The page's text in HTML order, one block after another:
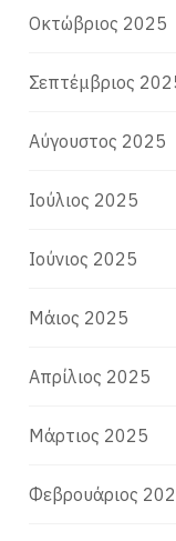
Οκτώβριος 2025
Σεπτέμβριος
Αύγουστος 2025
Ιούλιος 2025
Ιούνιος 2025
Μάιος 2025
Απρίλιος 2025
Μάρτιος 2025
Φεβρουάριος